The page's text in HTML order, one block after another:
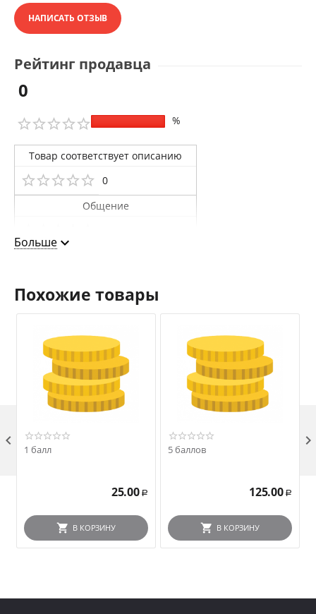
НАПИСАТЬ ОТЗЫВ
Рейтинг продавца
0
%
Товар соответствует описанию
0
Общение
Больше
Похожие товары
1 балл
25.00 Р
В КОРЗИНУ
5 баллов
125.00 Р
В КОРЗИНУ
 